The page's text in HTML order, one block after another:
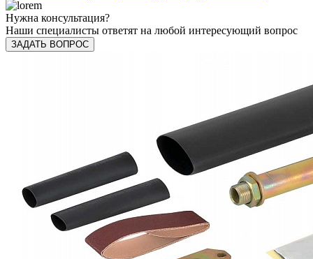
Нужна консультация?
Наши специалисты ответят на любой интересующий вопрос
ЗАДАТЬ ВОПРОС